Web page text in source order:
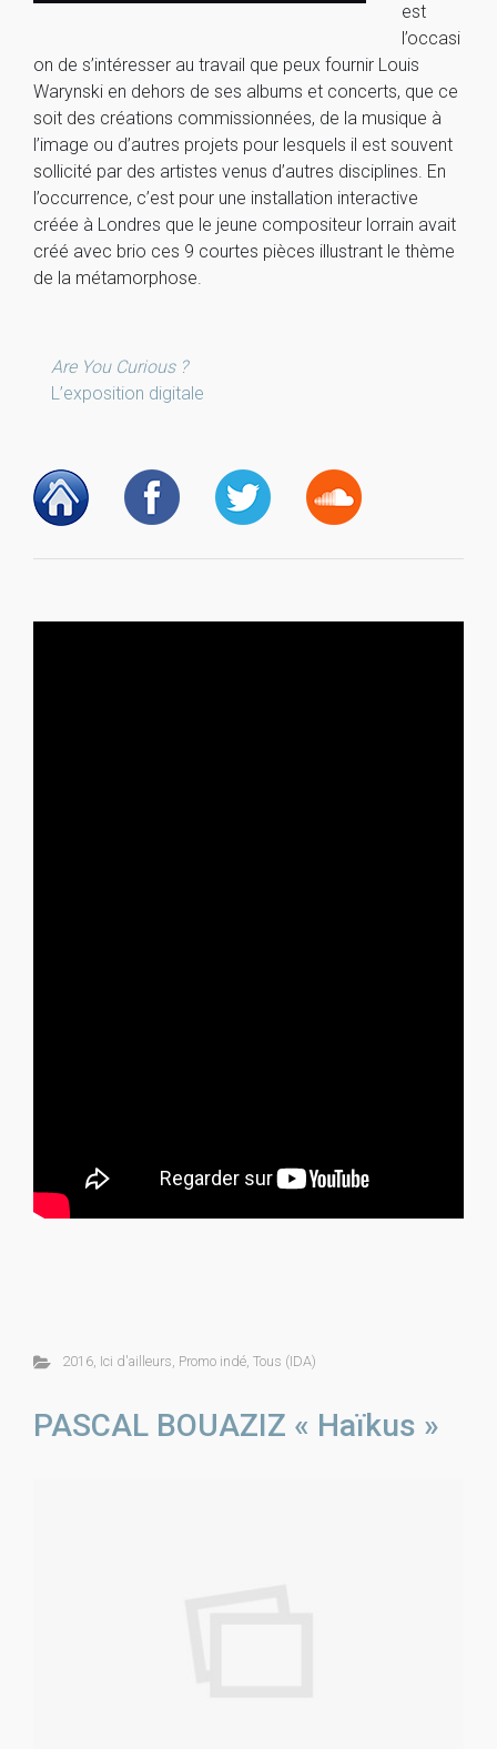
est
l’occasi
on de s’intéresser au travail que peux fournir Louis
Warynski en dehors de ses albums et concerts, que ce
soit des créations commissionnées, de la musique à
l’image ou d’autres projets pour lesquels il est souvent
sollicité par des artistes venus d’autres disciplines. En
l’occurrence, c’est pour une installation interactive
créée à Londres que le jeune compositeur lorrain avait
créé avec brio ces 9 courtes pièces illustrant le thème
de la métamorphose.
Are You Curious ?
L’exposition digitale
2016, Ici d'ailleurs, Promo indé, Tous (IDA)
PASCAL BOUAZIZ « Haïkus »